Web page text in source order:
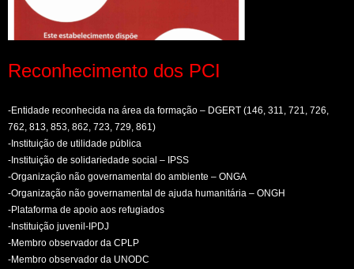
Reconhecimento dos PCI
-Entidade reconhecida na área da formação – DGERT (146, 311, 721, 726,
762, 813, 853, 862, 723, 729, 861)
-Instituição de utilidade pública
-Instituição de solidariedade social – IPSS
-Organização não governamental do ambiente – ONGA
-Organização não governamental de ajuda humanitária – ONGH
-Plataforma de apoio aos refugiados
-Instituição juvenil-IPDJ
-Membro observador da CPLP
-Membro observador da UNODC